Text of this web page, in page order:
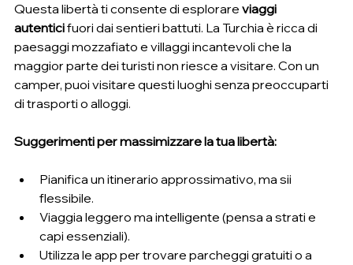
Questa libertà ti consente di esplorare viaggi
autentici fuori dai sentieri battuti. La Turchia è ricca di
paesaggi mozzafiato e villaggi incantevoli che la
maggior parte dei turisti non riesce a visitare. Con un
camper, puoi visitare questi luoghi senza preoccuparti
di trasporti o alloggi.
Suggerimenti per massimizzare la tua libertà:
Pianifica un itinerario approssimativo, ma sii
flessibile.
Viaggia leggero ma intelligente (pensa a strati e
capi essenziali).
Utilizza le app per trovare parcheggi gratuiti o a